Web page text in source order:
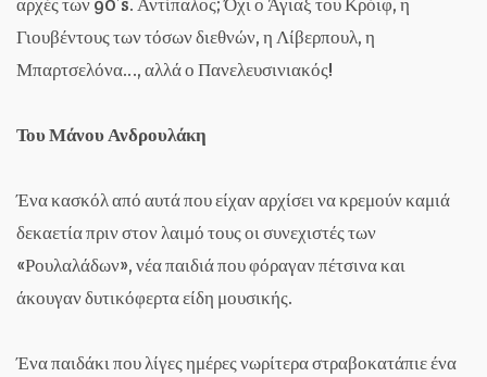
Γιουβέντους των τόσων διεθνών, η Λίβερπουλ, η
Μπαρτσελόνα…, αλλά ο Πανελευσινιακός!
Του Μάνου Ανδρουλάκη
Ένα κασκόλ από αυτά που είχαν αρχίσει να κρεμούν καμιά
δεκαετία πριν στον λαιμό τους οι συνεχιστές των
«Ρουλαλάδων», νέα παιδιά που φόραγαν πέτσινα και
άκουγαν δυτικόφερτα είδη μουσικής.
Ένα παιδάκι που λίγες ημέρες νωρίτερα στραβοκατάπιε ένα